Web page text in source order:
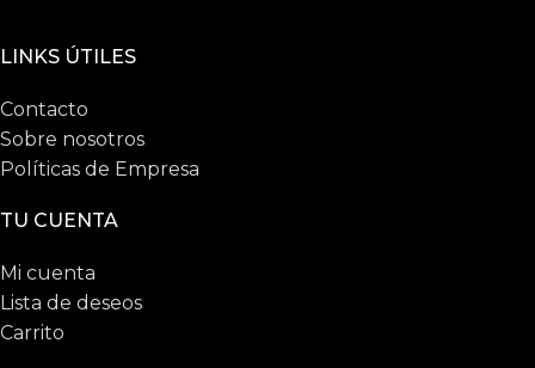
LINKS ÚTILES
Contacto
Sobre nosotros
Políticas de Empresa
TU CUENTA
Mi cuenta
Lista de deseos
Carrito